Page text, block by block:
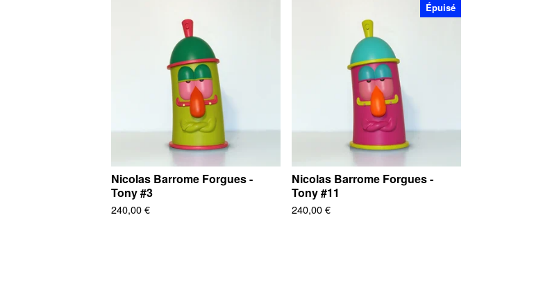
Nicolas Barrome Forgues -
Tony #3
240,00€
Épuisé
Nicolas Barrome Forgues -
Tony #11
240,00€